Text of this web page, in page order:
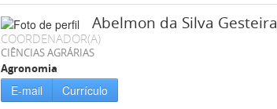
Abelmon da Silva Gesteira
COORDENADOR(A)
CIÊNCIAS AGRÁRIAS
Agronomia
E-mail Currículo